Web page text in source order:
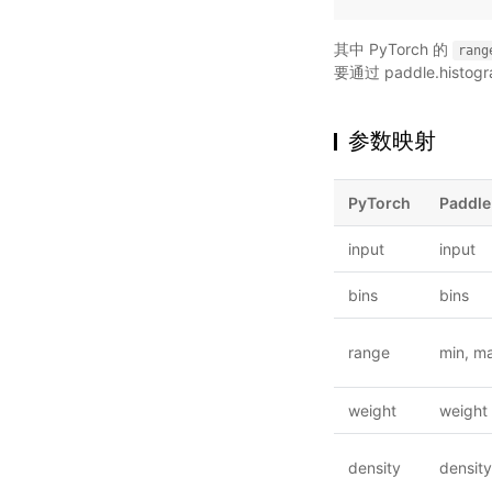
其中 PyTorch 的
要通过
参数映射
PyTorch
input input
bins bins
range min,
weight weight
density density